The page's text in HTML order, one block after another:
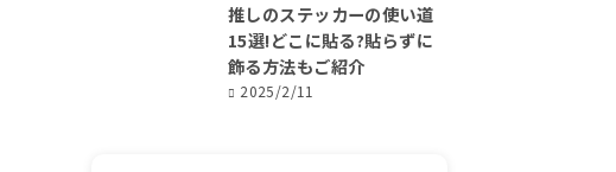
推しのステッカーの使い道
15選!どこに貼る?貼らずに
飾る方法もご紹介
2025/2/11